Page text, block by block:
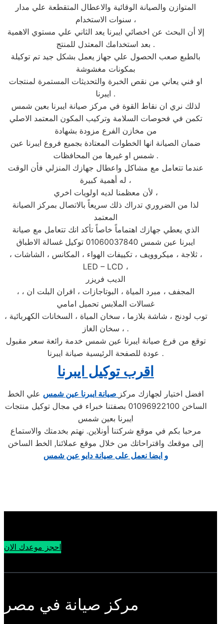
المتوازن والصيانة الوقائية والاعطال المتقطعة علي مدار
سنوات الاستخدام ،
إلا أن البحث عن اخصائي ايبرنا يعد الثاني علي مستوي الاهمية
بعد استخدامك المعتدل للمنتج .
بالطبع صعب الحصول علي جهاز يعمل بشكل جيد تم توكيلة
بمكونات مغشوشة
او فني يعاني من نقص الخبرة والتحديثات المستمرة لمنتجات
ايبرنا .
لذلك نري ان نقاط القوة في مركز صيانة ايبرنا بعين شمس
تكمن في فحوصات السلامة وتركيب المكون المعتمد الاصلي
من مخازن الفرع مزودة بشهادة
ضمان الصيانة انها الخطوات المعتادة بجميع فروع ايبرنا عين
شمس او غيرها من المحافظات .
عندما تتعامل مع مشاكل واعطال جهازك المنزلي فأن الوقت
له أهمية كبيرة ،
لأن معظمنا لديه اولويات اخري ،
لذا من الضروري تدراك ذلك سريعاً بالاتصال بمركز الصيانة
المعتمد
الذي يعطي جهازك اهتماماً خاصاً تأكد انك تتعامل مع صيانة
ايبرنا عين شمس 01060037840 توكيل غسالة الاطباق
، ثلاجة ، ميكروويف ، تكييفات الهواء ، المكانس ، الشاشات ،
LED – LCD ،
الديب فريزر
، المجفف ، مبرد المياة ، البوتاجازات ، افران البلت ان ،
غسالات الملابس تحميل امامي
، توب لودنج ، شاشة بلازما ، سخان المياة ، السخانات الكهربائية
، سخان الغاز .
توقع من فرع صيانة ايبرنا عين شمس خدمة رائعة سعر مقبول
. عودة للصفحة الرئيسية صيانة ايبرنا
اقرب توكيل ايبرنا
افضل اختيار لجهازك مركز صيانة ايبرنا عين شمس علي الخط
الساخن 01096922100 بصفتنا خبراء في مجال توكيل منتجات
ايبرنا بعين شمس
مرحبا بكم في موقع شركتنا أونلاين. نهتم بخدمتك والاستماع
إلى موقعك واقتراحاتك من خلال موقع عملائنا, الخط الساخن
و ايضا نعمل على صيانة دايو عين شمس
احجز موعدك الان
مركز صيانة في مصر